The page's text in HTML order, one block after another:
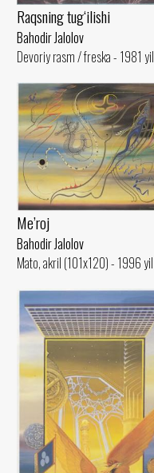
Raqsning tug‘ilishi
Bahodir Jalolov
Devoriy rasm / freska - 1981 yil
Me’roj
Bahodir Jalolov
Mato, akril (101x120) - 1996 yil